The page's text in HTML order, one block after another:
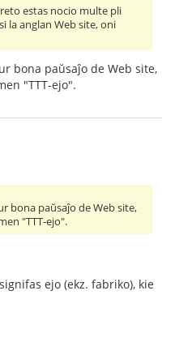
estas nocio multe pli
la anglan Web site, oni
bona paŭsaĵo de Web site,
"TTT-ejo".
bona paŭsaĵo de Web site,
"TTT-ejo".
ejo (ekz. fabriko), kie